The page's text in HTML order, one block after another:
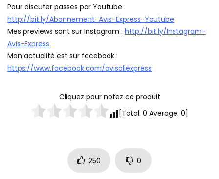
Pour discuter passes par Youtube :
http://bit.ly/Abonnement-Avis-Express-Youtube
Mes previews sont sur Instagram : http://bit.ly/Instagram-
Avis-Express
Mon actualité est sur facebook :
https://www.facebook.com/avisaliexpress
Cliquez pour notez ce produit
[Total: 0 Average: 0]
250 0